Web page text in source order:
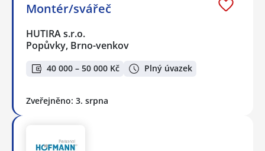
Montér/svářeč
HUTIRA s.r.o.
Popůvky, Brno-venkov
40 000 – 50 000 Kč Plný úvazek
Zveřejněno: 3. srpna